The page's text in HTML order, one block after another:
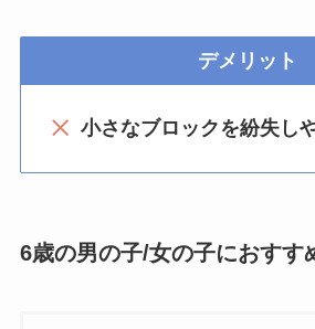
デメリット
小さなブロックを紛失し
6歳の男の子/女の子におすす